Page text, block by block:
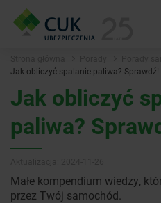
Jak obliczyć spalanie paliwa? Sprawdź!
Jak obliczyć
paliwa?
Małe kompendium wiedzy,
przez Twój samochód.